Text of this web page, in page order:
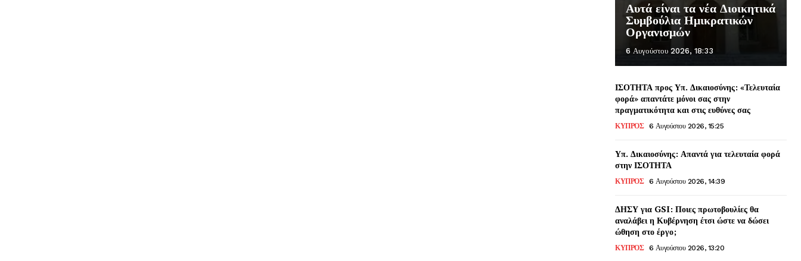
Αυτά είναι τα νέα Διοικητικά
Συμβούλια Ημικρατικών
Οργανισμών
6 Αυγούστου 2026, 18:33
ΙΣΟΤΗΤΑ προς Υπ. Δικαιοσύνης: «Τελευταία
φορά» απαντάτε μόνοι σας στην
πραγματικότητα και στις ευθύνες σας
ΚΥΠΡΟΣ 6 Αυγούστου 2026, 15:25
Υπ. Δικαιοσύνης: Απαντά για τελευταία φορά
στην ΙΣΟΤΗΤΑ
ΚΥΠΡΟΣ 6 Αυγούστου 2026, 14:39
ΔΗΣΥ για GSI: Ποιες πρωτοβουλίες θα
αναλάβει η Κυβέρνηση έτσι ώστε να δώσει
ώθηση στο έργο;
ΚΥΠΡΟΣ 6 Αυγούστου 2026, 13:20